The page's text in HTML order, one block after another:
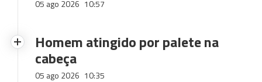
05 ago 2026 10:57
Homem atingido por palete na
cabeça
05 ago 2026 10:35